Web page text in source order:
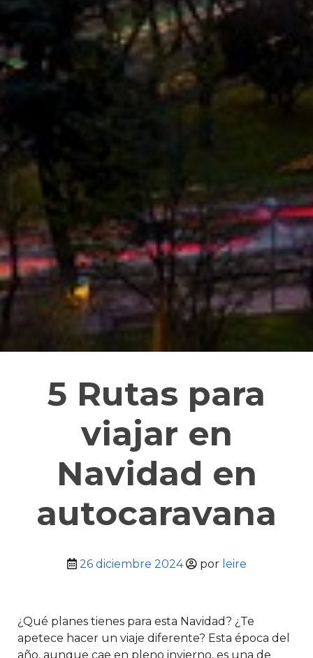
5 Rutas para
viajar en
Navidad en
autocaravana
26 diciembre 2024 por leire
¿Qué planes tienes para esta Navidad? ¿Te
apetece hacer un viaje diferente? Esta época del
año, aunque cae en pleno invierno, es una de